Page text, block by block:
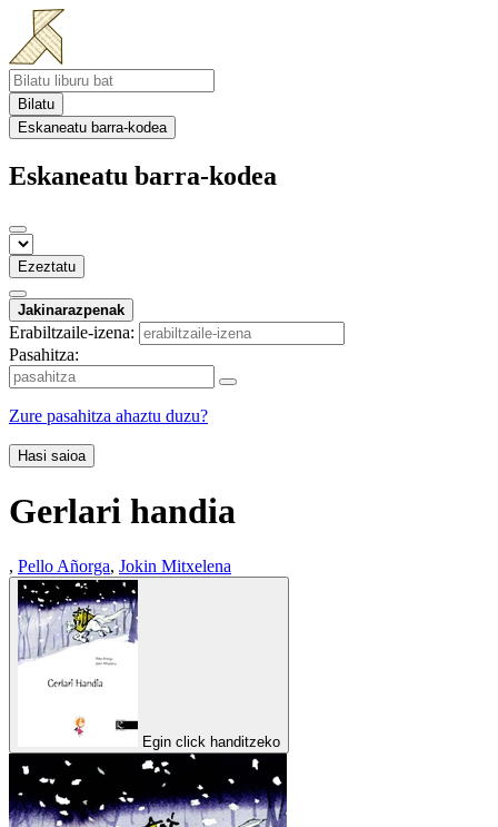
Bilatu
Eskaneatu barra-kodea
Eskaneatu barra-kodea
Ezeztatu
Jakinarazpenak
Erabiltzaile-izena:
Pasahitza:
Zure pasahitza ahaztu duzu?
Hasi saioa
Gerlari handia
, Pello Añorga, Jokin Mitxelena
Egin click handitzeko